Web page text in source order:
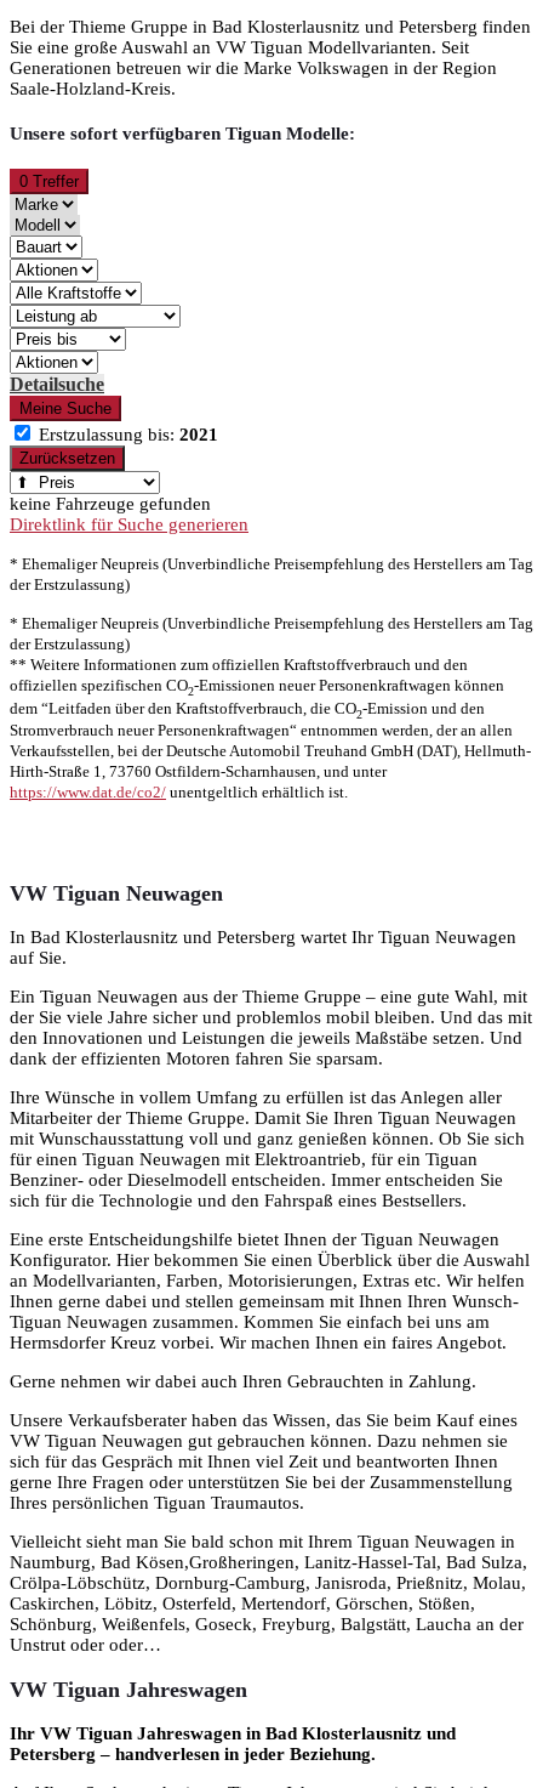
Bei der Thieme Gruppe in Bad Klosterlausnitz und Petersberg finden
Sie eine große Auswahl an VW Tiguan Modellvarianten. Seit
Generationen betreuen wir die Marke Volkswagen in der Region
Saale-Holzland-Kreis.
Unsere sofort verfügbaren Tiguan Modelle:
0 Treffer
Detailsuche
Meine Suche
Erstzulassung bis: 2021
Zurücksetzen
keine Fahrzeuge gefunden
Direktlink für Suche generieren
* Ehemaliger Neupreis (Unverbindliche Preisempfehlung des Herstellers am Tag
der Erstzulassung)
* Ehemaliger Neupreis (Unverbindliche Preisempfehlung des Herstellers am Tag
der Erstzulassung)
** Weitere Informationen zum offiziellen Kraftstoffverbrauch und den
offiziellen spezifischen CO2-Emissionen neuer Personenkraftwagen können
dem “Leitfaden über den Kraftstoffverbrauch, die CO2-Emission und den
Stromverbrauch neuer Personenkraftwagen“ entnommen werden, der an allen
Verkaufsstellen, bei der Deutsche Automobil Treuhand GmbH (DAT), Hellmuth-
Hirth-Straße 1, 73760 Ostfildern-Scharnhausen, und unter
https://www.dat.de/co2/ unentgeltlich erhältlich ist.
VW Tiguan Neuwagen
In Bad Klosterlausnitz und Petersberg wartet Ihr Tiguan Neuwagen
auf Sie.
Ein Tiguan Neuwagen aus der Thieme Gruppe – eine gute Wahl, mit
der Sie viele Jahre sicher und problemlos mobil bleiben. Und das mit
den Innovationen und Leistungen die jeweils Maßstäbe setzen. Und
dank der effizienten Motoren fahren Sie sparsam.
Ihre Wünsche in vollem Umfang zu erfüllen ist das Anlegen aller
Mitarbeiter der Thieme Gruppe. Damit Sie Ihren Tiguan Neuwagen
mit Wunschausstattung voll und ganz genießen können. Ob Sie sich
für einen Tiguan Neuwagen mit Elektroantrieb, für ein Tiguan
Benziner- oder Dieselmodell entscheiden. Immer entscheiden Sie
sich für die Technologie und den Fahrspaß eines Bestsellers.
Eine erste Entscheidungshilfe bietet Ihnen der Tiguan Neuwagen
Konfigurator. Hier bekommen Sie einen Überblick über die Auswahl
an Modellvarianten, Farben, Motorisierungen, Extras etc. Wir helfen
Ihnen gerne dabei und stellen gemeinsam mit Ihnen Ihren Wunsch-
Tiguan Neuwagen zusammen. Kommen Sie einfach bei uns am
Hermsdorfer Kreuz vorbei. Wir machen Ihnen ein faires Angebot.
Gerne nehmen wir dabei auch Ihren Gebrauchten in Zahlung.
Unsere Verkaufsberater haben das Wissen, das Sie beim Kauf eines
VW Tiguan Neuwagen gut gebrauchen können. Dazu nehmen sie
sich für das Gespräch mit Ihnen viel Zeit und beantworten Ihnen
gerne Ihre Fragen oder unterstützen Sie bei der Zusammenstellung
Ihres persönlichen Tiguan Traumautos.
Vielleicht sieht man Sie bald schon mit Ihrem Tiguan Neuwagen in
Naumburg, Bad Kösen,Großheringen, Lanitz-Hassel-Tal, Bad Sulza,
Crölpa-Löbschütz, Dornburg-Camburg, Janisroda, Prießnitz, Molau,
Caskirchen, Löbitz, Osterfeld, Mertendorf, Görschen, Stößen,
Schönburg, Weißenfels, Goseck, Freyburg, Balgstätt, Laucha an der
Unstrut oder oder…
VW Tiguan Jahreswagen
Ihr VW Tiguan Jahreswagen in Bad Klosterlausnitz und
Petersberg – handverlesen in jeder Beziehung.